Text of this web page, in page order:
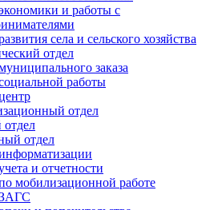
и работы с
села и сельского хозяйства
отдел
заказа
работы
отдел
отдел
и отчетности
мобилизационной работе